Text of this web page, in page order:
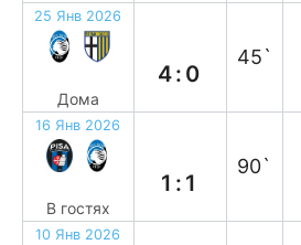
25 Янв 2026
Дома
4:0
45`
16 Янв 2026
В гостях
1:1
90`
10 Янв 2026